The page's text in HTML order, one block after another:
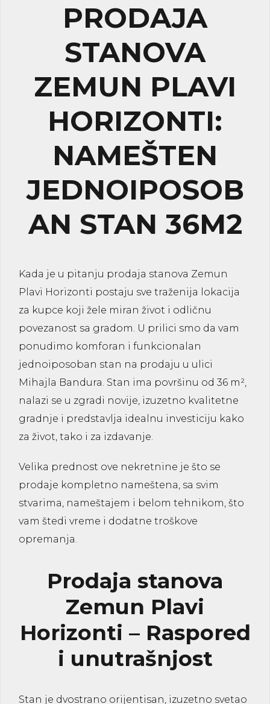
PRODAJA
STANOVA
ZEMUN PLAVI
HORIZONTI:
NAMEŠTEN
JEDNOIPOSOB
AN STAN 36M2
Kada je u pitanju prodaja stanova Zemun
Plavi Horizonti postaju sve traženija lokacija
za kupce koji žele miran život i odličnu
povezanost sa gradom. U prilici smo da vam
ponudimo komforan i funkcionalan
jednoiposoban stan na prodaju u ulici
Mihajla Bandura. Stan ima površinu od 36 m²,
nalazi se u zgradi novije, izuzetno kvalitetne
gradnje i predstavlja idealnu investiciju kako
za život, tako i za izdavanje.
Velika prednost ove nekretnine je što se
prodaje kompletno nameštena, sa svim
stvarima, nameštajem i belom tehnikom, što
vam štedi vreme i dodatne troškove
opremanja.
Prodaja stanova
Zemun Plavi
Horizonti – Raspored
i unutrašnjost
Stan je dvostrano orijentisan, izuzetno svetao